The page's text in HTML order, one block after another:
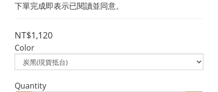
下單完成即表示已閱讀並同意。
NT$1,120
Color
Quantity